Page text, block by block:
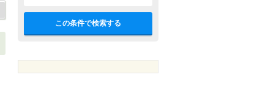
この条件で検索する